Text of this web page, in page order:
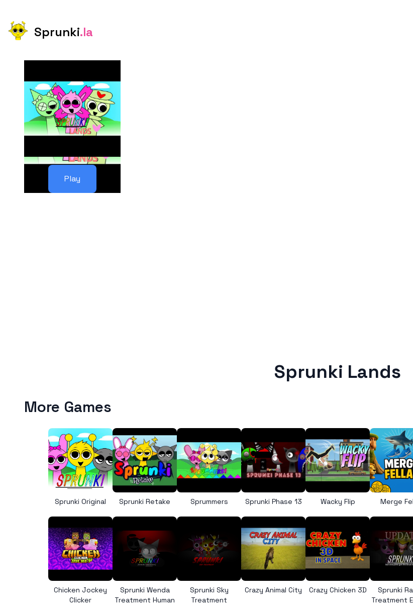
Sprunki.la
Play
Sprunki Lands
More Games
Sprunki Original Sprunki Retake Sprummers Sprunki Phase 13 Wacky Flip Merge
Chicken Jockey
Clicker
Sprunki Wenda
Treatment Human
Sprunki Sky
Treatment
Crazy Animal City Crazy Chicken 3D
Sprunki
Treatment